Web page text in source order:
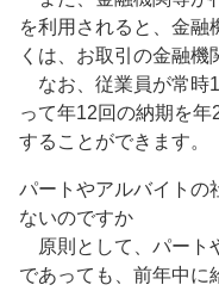
を利用されると、金融
くは、お取引の金融機
なお、従業員が常時
って年12回の納期を
することができます。
パートやアルバイトの
ないのですか
原則として、パート
であっても、前年中に